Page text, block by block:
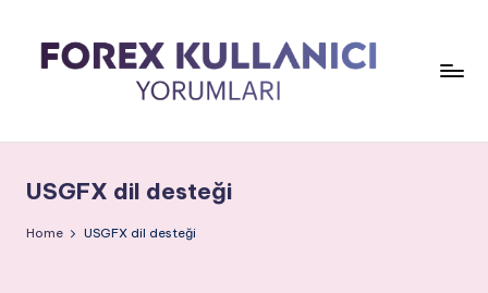
USGFX dil desteği
Home USGFX dil desteği